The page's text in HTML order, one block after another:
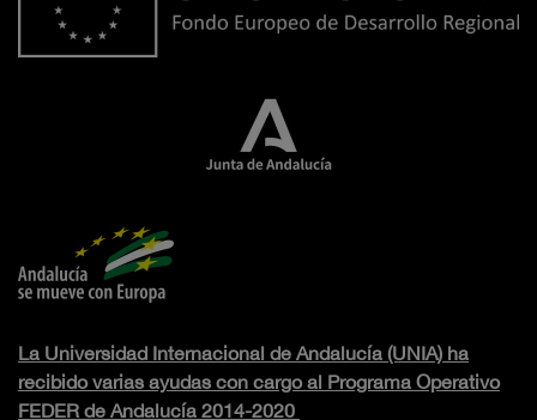
La Universidad Internacional de Andalucía (UNIA) ha
recibido varias ayudas con cargo al Programa Operativo
FEDER de Andalucía 2014-2020